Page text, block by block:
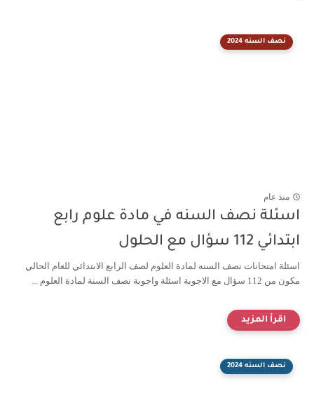
نصف السنه 2024
منذ عام
اسئلة نصف السنه في مادة علوم رابع
ابتدائي 112 سؤال مع الحلول
اسئلة امتحانات نصف السنه لمادة العلوم لصف الرابع الابتدائي للعام الحالي
مكون من 112 سؤال مع الاجوبة اسئلة واجوبة نصف السنة لمادة العلوم ...
نصف السنه 2024